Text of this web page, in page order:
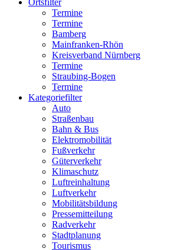
Ortsfilter
Termine
Termine
Bamberg
Mainfranken-Rhön
Kreisverband Nürnberg
Termine
Straubing-Bogen
Termine
Kategoriefilter
Auto
Straßenbau
Bahn & Bus
Elektromobilität
Fußverkehr
Güterverkehr
Klimaschutz
Luftreinhaltung
Luftverkehr
Mobilitätsbildung
Pressemitteilung
Radverkehr
Stadtplanung
Tourismus